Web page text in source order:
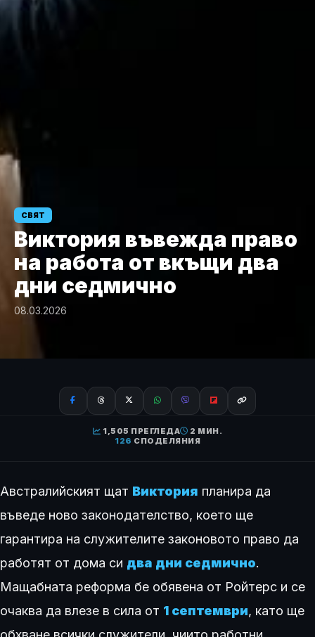
СВЯТ
Виктория въвежда право
на работа от вкъщи два
дни седмично
08.03.2026
1,505 ПРЕГЛЕДА
2 МИН.
126 СПОДЕЛЯНИЯ
Австралийският щат Виктория планира да
въведе ново законодателство, което ще
гарантира на служителите законовото право да
работят от дома си два дни седмично.
Мащабната реформа бе обявена от Ройтерс и се
очаква да влезе в сила от 1 септември, като ще